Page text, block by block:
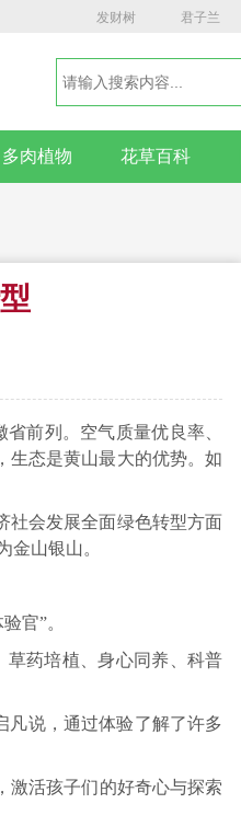
发财树 君子兰
多肉植物 花草百科
前列。空气质量优良率、
态是黄山最大的优势。如
社会发展全面绿色转型方面
金山银山。
官”。
草药培植、身心同养、科普
凡说，通过体验了解了许多
激活孩子们的好奇心与探索